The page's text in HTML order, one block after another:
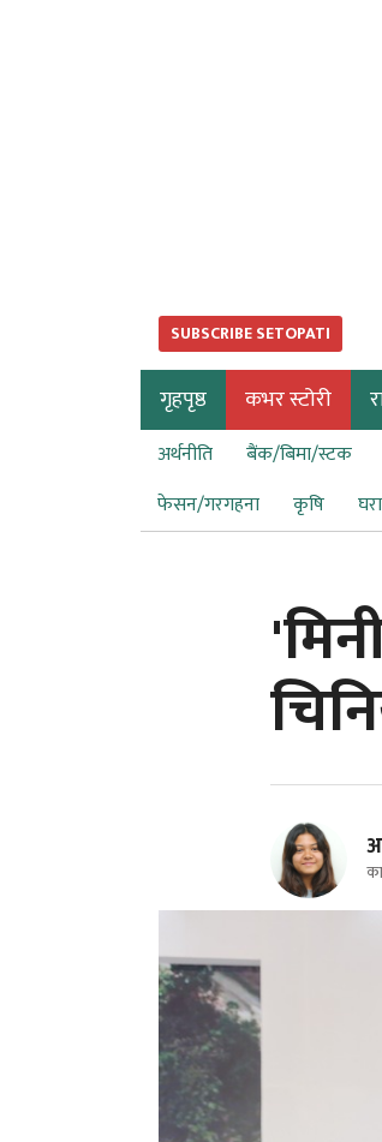
SUBSCRIBE SETOPATI
गृहपृष्ठ कभर स्टोरी
अर्थनीति बैंक/बिमा/स्टक
फेसन/गरगहना
कृषि